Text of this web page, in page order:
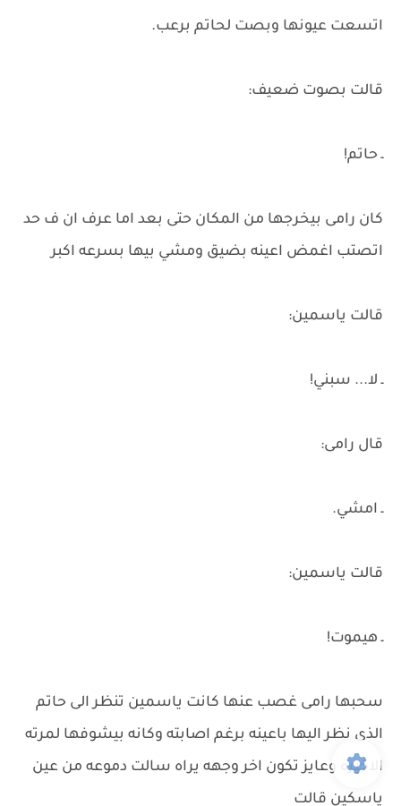
اتسعت عيونها وبصت لحاتم برعب.
قالت بصوت ضعيف:
ـ حاتم!
كان رامى بيخرجها من المكان حتى بعد اما عرف ان ف حد
اتصتب اغمض اعينه بضيق ومشي بيها بسرعه اكبر
قالت ياسمين:
ـ لا... سبني!
قال رامى:
ـ امشي.
قالت ياسمين:
ـ هيموت!
سحبها رامى غصب عنها كانت ياسمين تنظر الى حاتم
الذى نظر اليها باعينه برغم اصابته وكانه بيشوفها لمرته
الاخيره وعايز تكون اخر وجهه يراه سالت دموعه من عين
ياسكين قالت